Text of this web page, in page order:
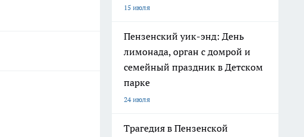
15 июля
Пензенский уик-энд: День
лимонада, орган с домрой и
семейный праздник в Детском
парке
24 июля
Трагедия в Пензенской